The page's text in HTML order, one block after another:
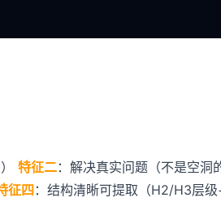
特征二：解决真实问题（不是空洞
征四 ：结构清晰可提取（H2/H3层级